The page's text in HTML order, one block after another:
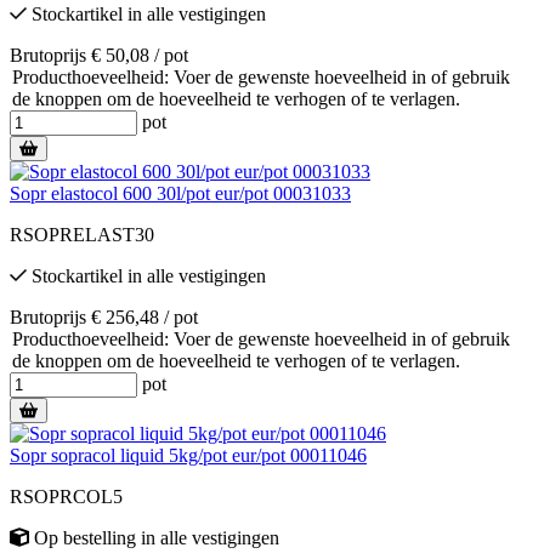
Stockartikel in alle vestigingen
Brutoprijs € 50,08 / pot
Producthoeveelheid: Voer de gewenste hoeveelheid in of gebruik
de knoppen om de hoeveelheid te verhogen of te verlagen.
pot
Sopr elastocol 600 30l/pot eur/pot 00031033
RSOPRELAST30
Stockartikel in alle vestigingen
Brutoprijs € 256,48 / pot
Producthoeveelheid: Voer de gewenste hoeveelheid in of gebruik
de knoppen om de hoeveelheid te verhogen of te verlagen.
pot
Sopr sopracol liquid 5kg/pot eur/pot 00011046
RSOPRCOL5
Op bestelling in alle vestigingen